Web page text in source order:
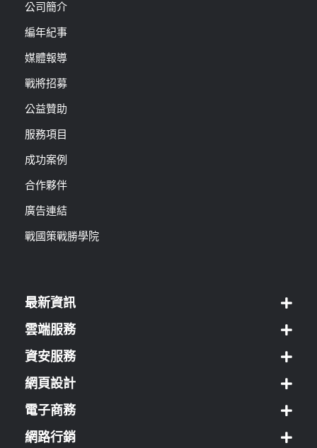
公司簡介
編年紀事
媒體報導
戰將招募
公益贊助
服務項目
成功案例
合作夥伴
廣告連結
戰國策戰勝學院
最新資訊
雲端服務
資安服務
網頁設計
電子商務
網路行銷